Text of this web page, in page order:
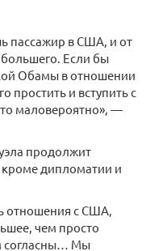
пассажир в США, и от
Если бы
Обамы в отношении
простить и вступить с
маловероятно», —
продолжит
дипломатии и
отношения с США,
чем просто
согласны… Мы